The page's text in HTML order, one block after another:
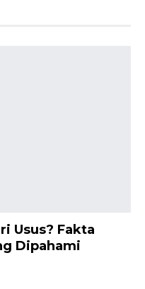
Usus? Fakta
Dipahami